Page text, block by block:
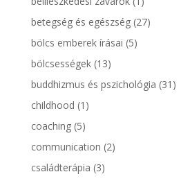
betegség és egészség(27)
bölcs emberek írásai (5)
bölcsességek(13)
buddhizmus és pszichológia (31)
childhood (1)
coaching(5)
communication (2)
családterápia (3)